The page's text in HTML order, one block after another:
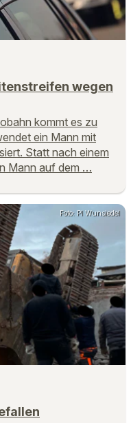
wegen
kommt es zu
ein Mann mit
Statt nach einem
Mann auf dem …
Foto: PI Wunsiedel